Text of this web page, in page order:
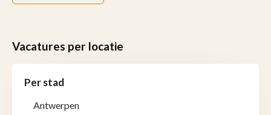
Vacatures per locatie
Per stad
Antwerpen